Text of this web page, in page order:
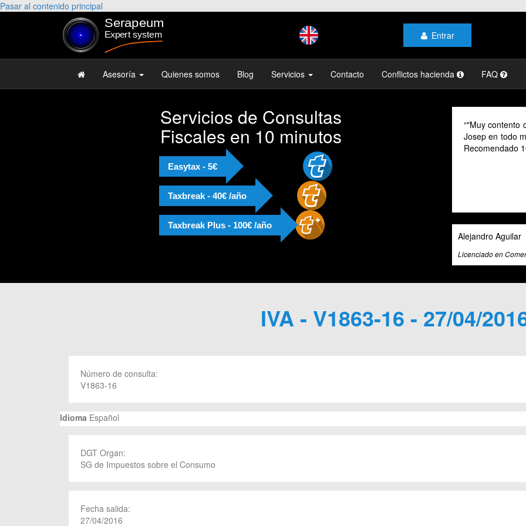
Pasar al contenido principal
Entrar
Asesoría Quienes somos Blog Servicios Contacto Conflictos hacienda FAQ
Servicios de Consultas
Fiscales en 10 minutos
Easytax - 5€
Taxbreak - 40€ /año
Taxbreak Plus - 100€ /año
As a digital
their advice
cannot speak
Ali Roghani
Artificial Intelligence
IVA - V1863-16 - 27/04/
Número de consulta:
V1863-16
Idioma Español
DGT Organ:
SG de Impuestos sobre el Consumo
Fecha salida:
27/04/2016